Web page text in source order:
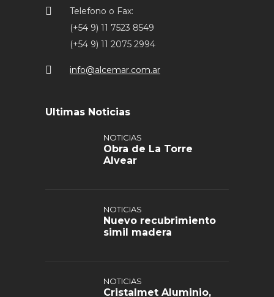
Telefono o Fax:
(+54 9) 11 7523 8549
(+54 9) 11 2075 2994
info@alcemar.com.ar
Ultimas Noticias
NOTICIAS
Obra de La Torre
Alvear
NOTICIAS
Nuevo recubrimiento
simil madera
NOTICIAS
Cristalmet Aluminio,